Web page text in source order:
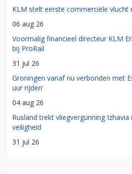
KLM stelt eerste commerciële vlucht
06 aug 26
Voormalig financieel directeur KLM
bij ProRail
31 jul 26
Groningen vanaf nu verbonden met
uur rijden'
04 aug 26
Rusland trekt vliegvergunning
veiligheid
31 jul 26